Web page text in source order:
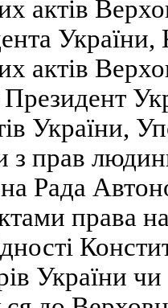
актів
України,
актів
України,
з прав
Рада
права
України